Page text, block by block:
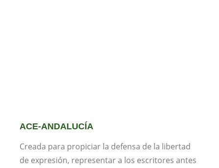
ACE-ANDALUCÍA
Creada para propiciar la defensa de la libertad
de expresión, representar a los escritores antes